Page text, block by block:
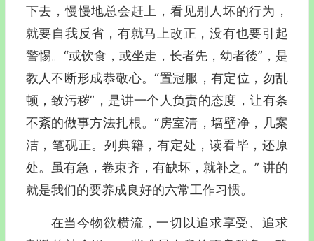
下去，慢慢地总会赶上，看见别人坏的行为，
就要自我反省，有就马上改正，没有也要引起
警惕。“或饮食，或坐走，长者先，幼者後”，是
教人不断形成恭敬心。“置冠服，有定位，勿乱
顿，致污秽”，是讲一个人负责的态度，让有条
不紊的做事方法扎根。“房室清，墙壁净，几案
洁，笔砚正。列典籍，有定处，读看毕，还原
处。虽有急，卷束齐，有缺坏，就补之。” 讲的
就是我们的要养成良好的六常工作习惯。
在当今物欲横流，一切以追求享受、追求